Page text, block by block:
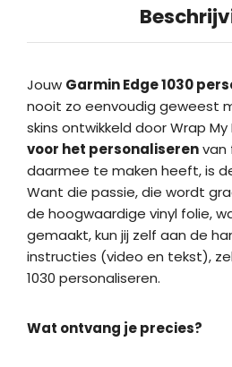
Jouw Garmin Edge 1030
nooit zo eenvoudig geweest
skins ontwikkeld door Wrap My
voor het personaliserenvan
daarmee te maken heeft, is
Want die passie, die wordt
de hoogwaardige vinyl folie,
gemaakt, kun jij zelf aan de
instructies (video en tekst),
1030 personaliseren.
Wat ontvang je precies?